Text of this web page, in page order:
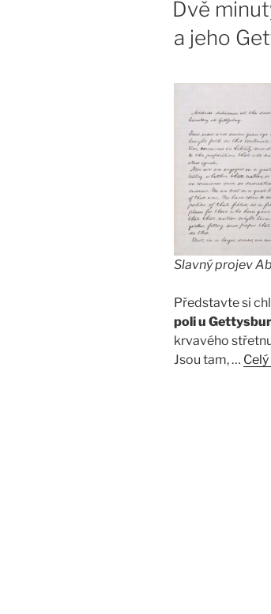
Dvě
a jeho
Slavný projev
Představte si
poli u
krvavého
Jsou tam, …